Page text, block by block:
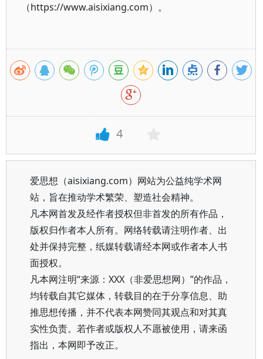
（https://www.aisixiang.com）。
4
爱思想（aisixiang.com）网站为公益纯学术网
站，旨在推动学术繁荣、塑造社会精神。
凡本网首发及经作者授权但非首发的所有作品，
版权归作者本人所有。网络转载请注明作者、出
处并保持完整，纸媒转载请经本网或作者本人书
面授权。
凡本网注明“来源：XXX（非爱思想网）”的作品，
均转载自其它媒体，转载目的在于分享信息、助
推思想传播，并不代表本网赞同其观点和对其真
实性负责。若作者或版权人不愿被使用，请来函
指出，本网即予改正。